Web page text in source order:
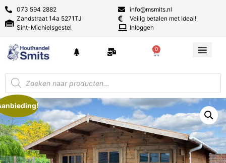
073 594 2882
Zandstraat 14a 5271TJ
Sint-Michielsgestel
info@msmits.nl
Veilig betalen met Ideal!
Inloggen
0